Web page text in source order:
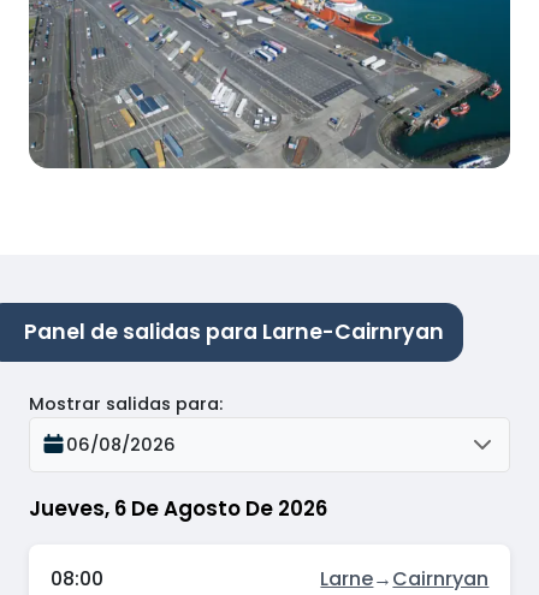
Panel de salidas para Larne-Cairnryan
Jueves, 6 De Agosto De 2026
Mostrar salidas para:
06/08/2026
08:00 Larne→Cairnryan